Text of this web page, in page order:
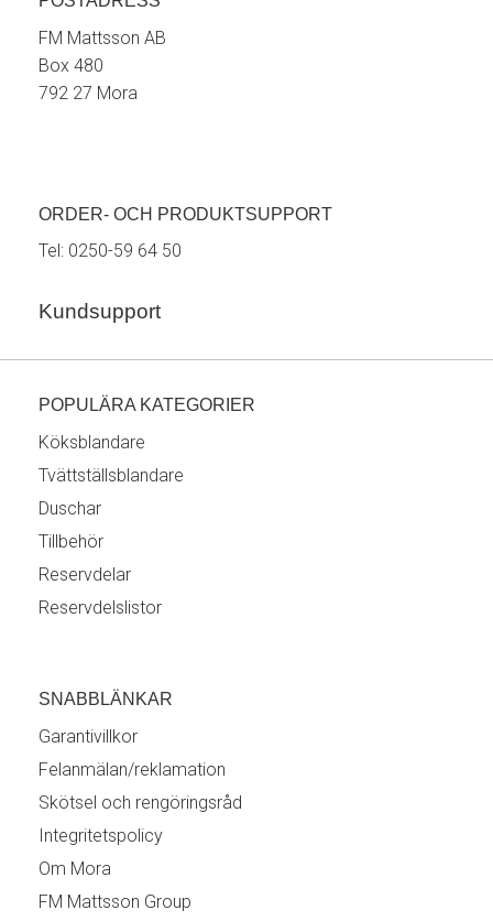
FM Mattsson AB
Box 480
792 27 Mora
ORDER- OCH PRODUKTSUPPORT
Tel: 0250-59 64 50
Kundsupport
POPULÄRA KATEGORIER
Köksblandare
Tvättställsblandare
Duschar
Tillbehör
Reservdelar
Reservdelslistor
SNABBLÄNKAR
Garantivillkor
Felanmälan/reklamation
Skötsel och rengöringsråd
Integritetspolicy
Om Mora
FM Mattsson Group